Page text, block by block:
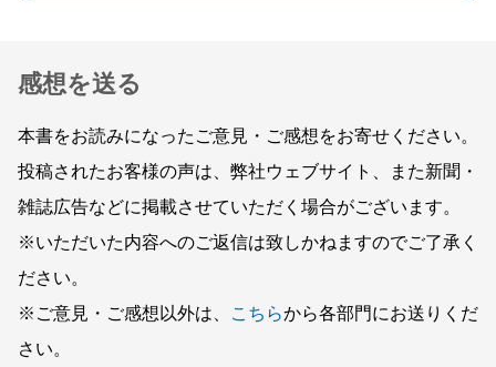
感想を送る
本書をお読みになったご意見・ご感想をお寄せください。
投稿されたお客様の声は、弊社ウェブサイト、また新聞・
雑誌広告などに掲載させていただく場合がございます。
※いただいた内容へのご返信は致しかねますのでご了承く
ださい。
※ご意見・ご感想以外は、
こちらから各部門にお送りくだ
さい。